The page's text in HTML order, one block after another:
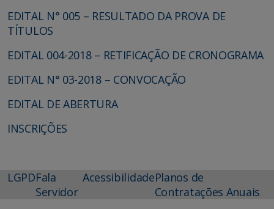
EDITAL N° 005 – RESULTADO DA PROVA DE
TÍTULOS
EDITAL 004-2018 – RETIFICAÇÃO DE CRONOGRAMA
EDITAL N° 03-2018 – CONVOCAÇÃO
EDITAL DE ABERTURA
INSCRIÇÕES
LGPDFala
Servidor
AcessibilidadePlanos de
Contratações Anuais